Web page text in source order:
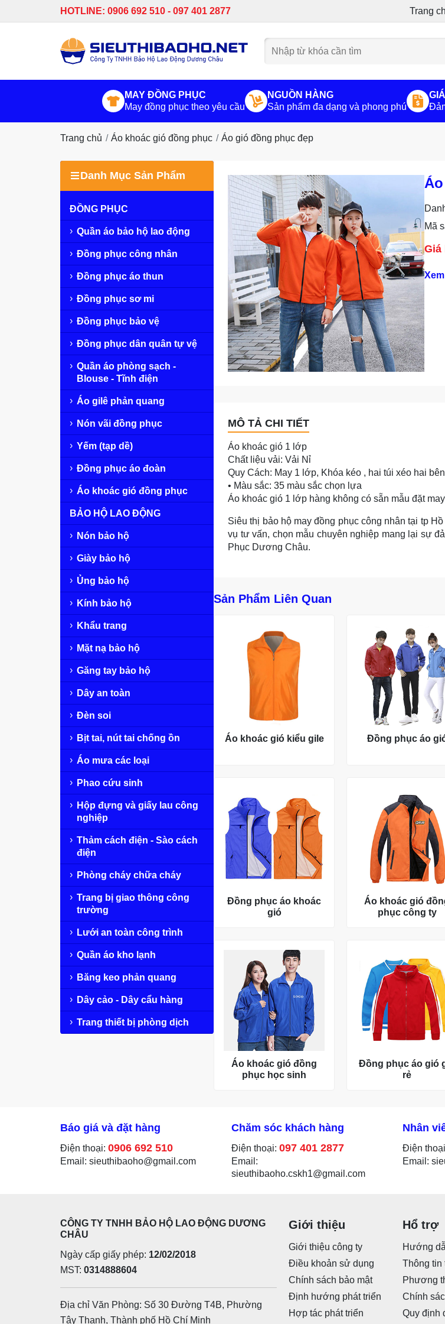
HOTLINE: 0906 692 510 - 097 401 2877 Trang
MAY ĐỒNG PHỤC
May đồng phục theo yêu cầu
NGUỒN HÀNG
Sản phẩm đa dạng và phong phú
Trang chủ Áo khoác gió đồng phục Áo gió đồng phục đẹp
Danh Mục Sản Phẩm
ĐỒNG PHỤC
Quần áo bảo hộ lao động
Đồng phục công nhân
Đồng phục áo thun
Đồng phục sơ mi
Đồng phục bảo vệ
Đồng phục dân quân tự vệ
Quần áo phòng sạch -
Blouse - Tĩnh điện
Áo gilê phản quang
Nón vãi đồng phục
Yếm (tạp dề)
Đồng phục áo đoàn
Áo khoác gió đồng phục
BẢO HỘ LAO ĐỘNG
Nón bảo hộ
Giày bảo hộ
Ủng bảo hộ
Kính bảo hộ
Khẩu trang
Mặt nạ bảo hộ
Găng tay bảo hộ
Dây an toàn
Đèn soi
Bịt tai, nút tai chống ồn
Áo mưa các loại
Phao cứu sinh
Hộp đựng và giấy lau công
nghiệp
Thảm cách điện - Sào cách
điện
Phòng cháy chữa cháy
Trang bị giao thông công
trường
Lưới an toàn công trình
Quần áo kho lạnh
Băng keo phản quang
Dây cảo - Dây cẩu hàng
Trang thiết bị phòng dịch
Mã
Giá
MÔ TẢ CHI TIẾT
Áo khoác gió 1 lớp
Chất liệu vải: Vải Nỉ
Quy Cách: May 1 lớp, Khóa kéo , hai túi xéo hai
• Màu sắc: 35 màu sắc chọn lựa
Áo khoác gió 1 lớp hàng không có sẵn mẫu đặt
Siêu thị bảo hộ may đồng phục công nhân tại tp
vụ tư vấn, chọn mẫu chuyên nghiệp mang lại sự
Phục Dương Châu.
Sản Phẩm Liên Quan
Áo khoác gió kiểu gile Đồng phục áo
Đồng phục áo khoác
gió
Áo khoác gió
phục công ty
Áo khoác gió đồng
phục học sinh
Đồng phục áo gió
rẻ
Báo giá và đặt hàng
Điện thoại: 0906 692 510
Email: sieuthibaoho@gmail.com
Chăm sóc khách hàng
Điện thoại: 097 401 2877
Email:
sieuthibaoho.cskh1@gmail.com
Nhân
Điện
Email:
CÔNG TY TNHH BẢO HỘ LAO ĐỘNG DƯƠNG
CHÂU
Ngày cấp giấy phép: 12/02/2018
MST: 0314888604
Địa chỉ Văn Phòng: Số 30 Đường T4B, Phường
Tây Thạnh, Thành phố Hồ Chí Minh
Giới thiệu
Giới thiệu công ty
Điều khoản sử dụng
Chính sách bảo mật
Định hướng phát triển
Hợp tác phát triển
Hổ trợ
Hướng
Thông tin
Phương
Chính
Quy định